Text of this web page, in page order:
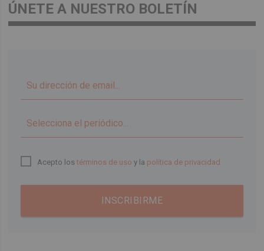
ÚNETE A NUESTRO BOLETÍN
Acepto lostérminos de uso y la política de privacidad
INSCRIBIRME